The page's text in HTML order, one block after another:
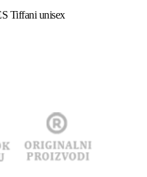
Tiffani unisex